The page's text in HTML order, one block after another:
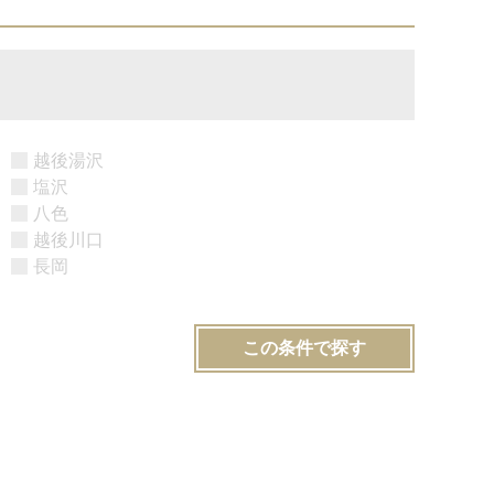
越後湯沢
塩沢
八色
越後川口
長岡
この条件で探す